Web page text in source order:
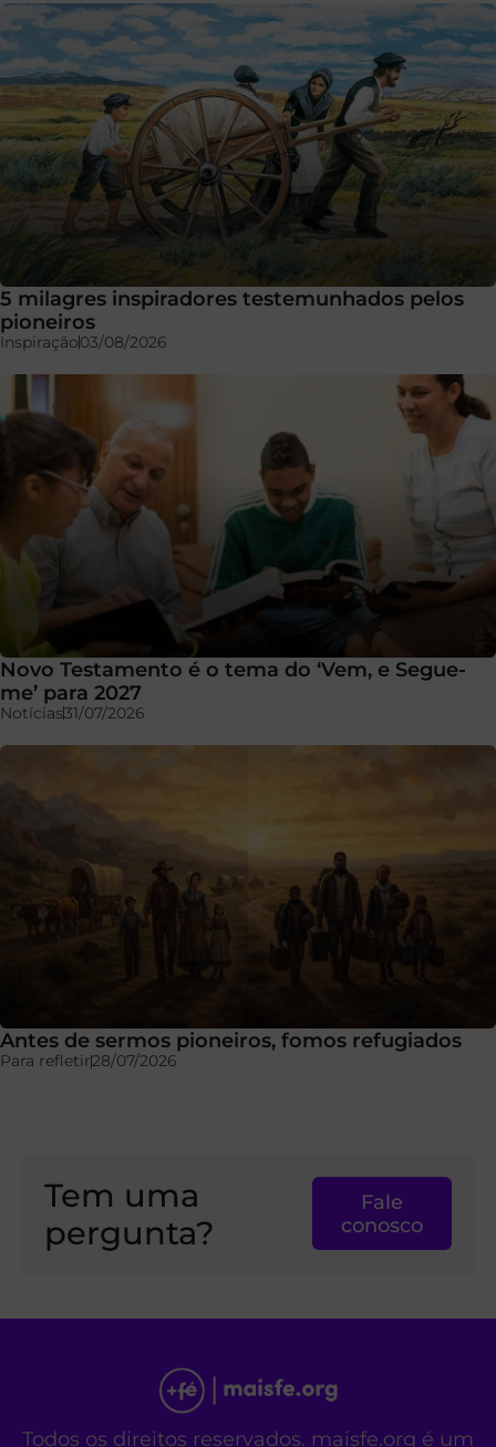
5 milagres inspiradores testemunhados pelos
pioneiros
Inspiração03/08/2026
Novo Testamento é o tema do ‘Vem, e Segue-
me’ para 2027
Notícias31/07/2026
Antes de sermos pioneiros, fomos refugiados
Para refletir28/07/2026
Tem uma
pergunta?
Fale
conosco
Todos os direitos reservados. maisfe.org é um